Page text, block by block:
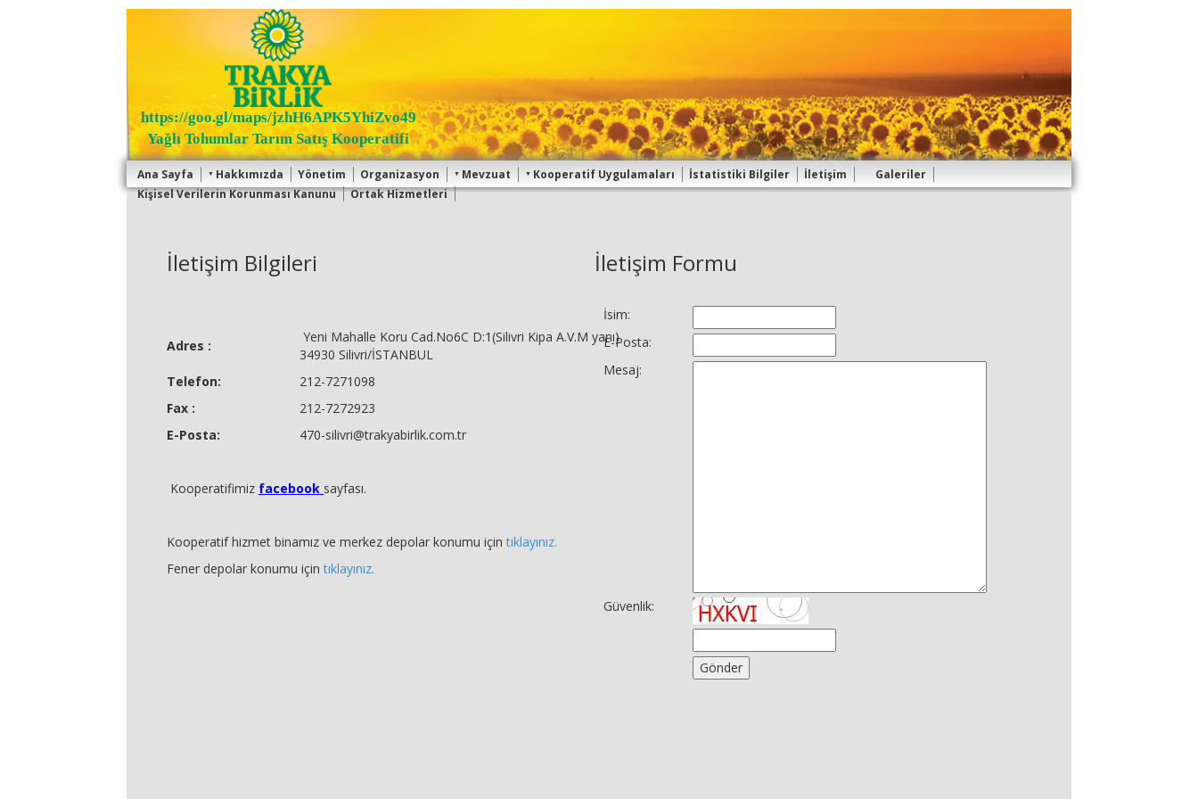
https://goo.gl/maps/jzhH6APK5YhiZvo49
Yağlı Tohumlar Tarım Satış Kooperatifi
Ana Sayfa Hakkımızda Yönetim Organizasyon Mevzuat Kooperatif Uygulamaları İstatistiki Bilgiler İletişim
Galeriler
Kişisel Verilerin Korunması Kanunu
Ortak Hizmetleri
İletişim Bilgileri
Adres :
Yeni Mahalle Koru Cad.No6C D:1(Silivri Kipa A.V.M yanı)
34930 Silivri/İSTANBUL
Telefon:
212-7271098
Fax :
212-7272923
E-Posta:
470-silivri@trakyabirlik.com.tr
Kooperatifimiz facebook sayfası.
Kooperatif hizmet binamız ve merkez depolar konumu içintıklayınız.
Fener depolar konumu içintıklayınız.
İletişim Formu
İsim:
E-Posta:
Mesaj:
Güvenlik: